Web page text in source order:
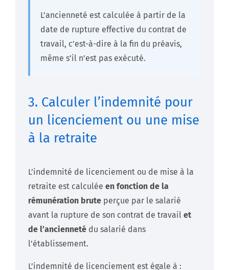
L’ancienneté est calculée à partir de la
date de rupture effective du contrat de
travail, c’est-à-dire à la fin du préavis,
même s’il n’est pas exécuté.
3. Calculer l’indemnité pour
un licenciement ou une mise
à la retraite
L’indemnité de licenciement ou de mise à la
retraite est calculée en fonction de la
rémunération brute perçue par le salarié
avant la rupture de son contrat de travail et
de l’ancienneté du salarié dans
l’établissement.
L’indemnité de licenciement est égale à :